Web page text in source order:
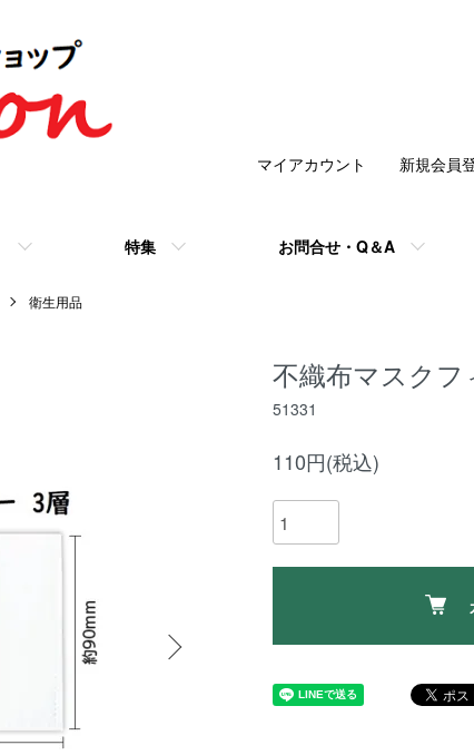
特集 お問合せ・Q＆A
マイアカウント 新規会員
衛生用品
不織布マスクフ
51331
110円(税込)